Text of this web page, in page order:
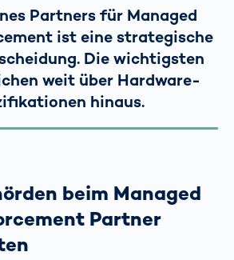
Partners für Managed
ist eine strategische
Die wichtigsten
weit über Hardware-
hinaus.
beim Managed
Partner